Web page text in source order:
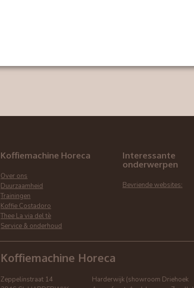
Koffiemachine Horeca
Over ons
Duurzaamheid
Trainingen
Koffie Costadoro
Thee La via del tè
Service & onderhoud
Interessante
onderwerpen
Bevriende websites:
Koffiemachine Horeca
Zeppelinstraat 14
Harderwijk (showroom Driehoek